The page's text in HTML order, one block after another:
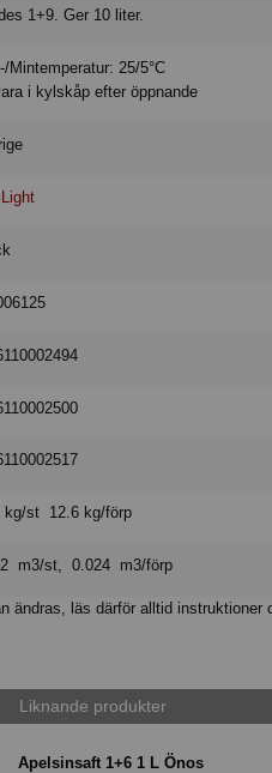
1+9. Ger 10 liter.
Mintemperatur: 25/5°C
i kylskåp efter öppnande
kg/st 12.6 kg/förp
m3/st, 0.024 m3/förp
ändras, läs därför alltid instruktioner
Liknande produkter
Apelsinsaft 1+6 1 L Önos